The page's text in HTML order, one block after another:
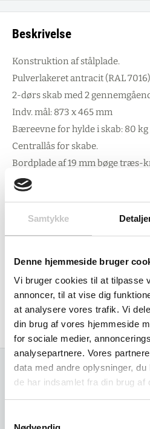
Samtykke
Denne hjemmeside bruger
Vi bruger cookies til at tilpasse
annoncer, til at vise dig
at analysere vores trafik. Vi
din brug af vores hjemmeside
for sociale medier,
analysepartnere. Vores
data med andre oplysninger,
de har indsamlet fra din brug af
Beskrivelse
Konstruktion af stålplade.
Pulverlakeret antracit (RAL
2-dørs skab med 2
Indv. mål: 873 x 465 mm
Bæreevne for hylde i skab: 80 kg
Centrallås for skabe.
Bordplade af 19 mm bøge træs-
160 mm hjul - 2 drejebremsehjul
(termoplastik elastomer).
Totallængde: 1080 mm
Totalbrede: 590 mm
Egenvægt 48 kg
Produceret i Tyskland af Fetra
Relaterede varer